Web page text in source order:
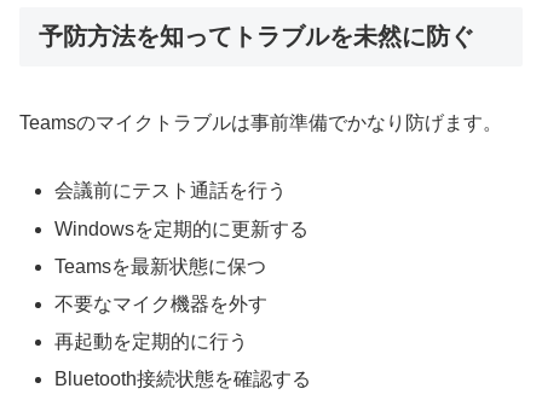
予防方法を知ってトラブルを未然に防ぐ
Teamsのマイクトラブルは事前準備でかなり防げます。
会議前にテスト通話を行う
Windowsを定期的に更新する
Teamsを最新状態に保つ
不要なマイク機器を外す
再起動を定期的に行う
Bluetooth接続状態を確認する